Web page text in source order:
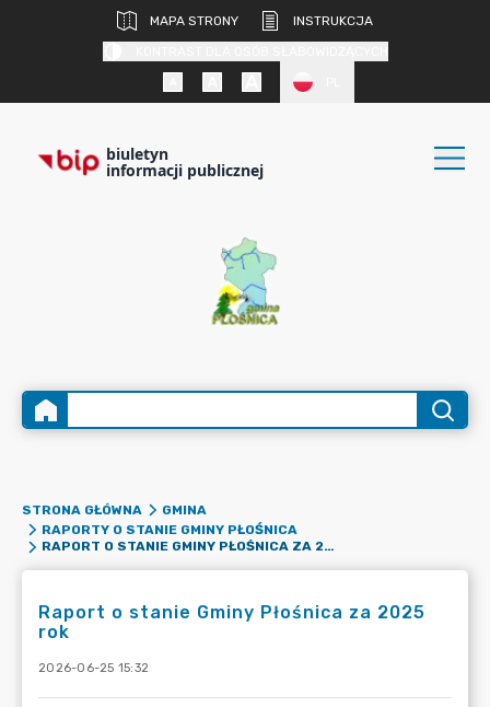
MAPA STRONY
INSTRUKCJA
biuletyn
informacji publicznej
STRONA GŁÓWNA
GMINA
RAPORTY O STANIE GMINY PŁOŚNICA
RAPORT O STANIE GMINY PŁOŚNICA ZA 2025 ROK
Raport o stanie Gminy Płośnica za 2025
rok
2026-06-25 15:32